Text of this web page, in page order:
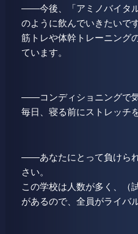
――今後、「アミノバイタ
のように飲んでいきたいで
筋トレや体幹トレーニング
ています。
――コンディショニングで
毎日、寝る前にストレッチ
――あなたにとって負けら
さい。
この学校は人数が多く、（
があるので、全員がライバル